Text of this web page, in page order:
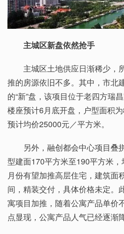
主城区新盘依然抢手
主城区土地供应日渐稀少，
推的房源依旧不多。其中，市北
的“新”盘，该项目位于老四方瑞
楼座预计6月底开盘，户型面积
预计均价25000元／平方米。
另外，融创都会中心项目叠
型建面170平方米至190平方米
月份有望加推高层住宅，建筑
间，精装交付，具体价格未定。
寓项目加推，随着公寓产品单价
点显现，公寓产品人气已经逐渐降